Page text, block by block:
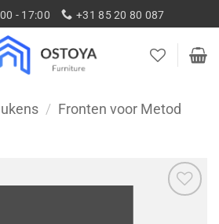
- 17:00 +31 85 20 80 087
/
Fronten voor Metod